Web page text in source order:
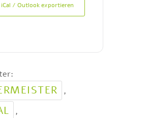
iCal / Outlook exportieren
,
,